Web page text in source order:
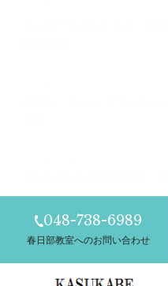
048-738-6989
春日部教室へのお問い合わせ